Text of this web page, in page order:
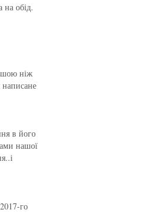
на обід.
ніж
написане
в його
нашої
го